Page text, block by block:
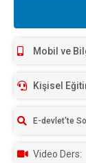
Mobil ve
Kişisel
E-devlet'te
Video Ders: